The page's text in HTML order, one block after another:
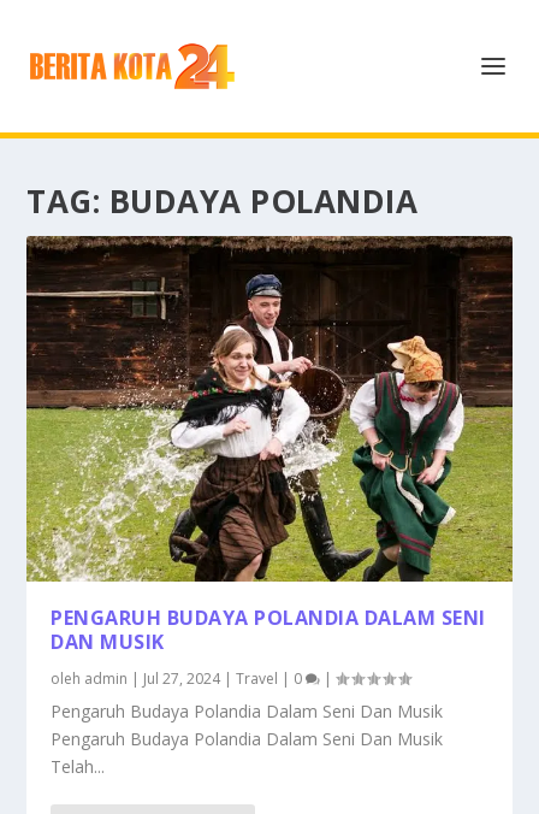
TAG: BUDAYA POLANDIA
PENGARUH BUDAYA POLANDIA DALAM SENI
DAN MUSIK
oleh admin | Jul 27, 2024|Travel | 0 |
Pengaruh Budaya Polandia Dalam Seni Dan Musik
Pengaruh Budaya Polandia Dalam Seni Dan Musik
Telah...